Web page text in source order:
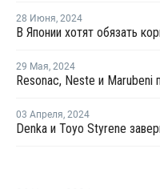
28 Июня, 2024
29 Мая, 2024
03 Апреля, 2024